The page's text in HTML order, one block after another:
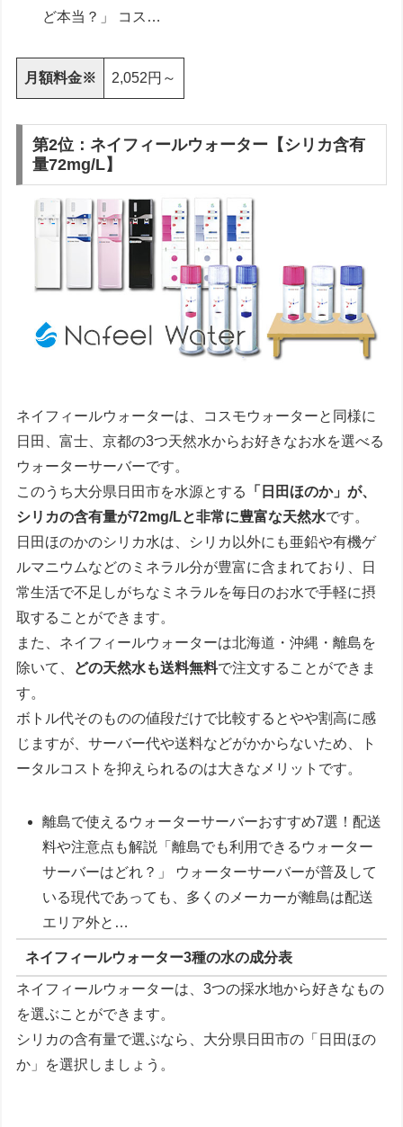
ど本当？」 コス…
月額料金※ 2,052円～
第2位：ネイフィールウォーター【シリカ含有
量72mg/L】
ネイフィールウォーターは、コスモウォーターと同様に
日田、富士、京都の3つ天然水からお好きなお水を選べる
ウォーターサーバーです。
このうち大分県日田市を水源とする
「日田ほのか」が、
シリカの含有量が72mg/Lと非常に豊富な天然水です。
日田ほのかのシリカ水は、シリカ以外にも亜鉛や有機ゲ
ルマニウムなどのミネラル分が豊富に含まれており、日
常生活で不足しがちなミネラルを毎日のお水で手軽に摂
取することができます。
また、ネイフィールウォーターは北海道・沖縄・離島を
除いて、
どの天然水も送料無料で注文することができま
す。
ボトル代そのものの値段だけで比較するとやや割高に感
じますが、サーバー代や送料などがかからないため、ト
ータルコストを抑えられるのは大きなメリットです。
離島で使えるウォーターサーバーおすすめ7選！配送
料や注意点も解説「離島でも利用できるウォーター
サーバーはどれ？」 ウォーターサーバーが普及して
いる現代であっても、多くのメーカーが離島は配送
エリア外と…
ネイフィールウォーター3種の水の成分表
ネイフィールウォーターは、3つの採水地から好きなもの
を選ぶことができます。
シリカの含有量で選ぶなら、大分県日田市の「日田ほの
か」を選択しましょう。